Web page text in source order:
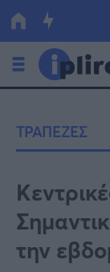
Κόσμος
ΤΡΑΠΕΖΕΣ
την